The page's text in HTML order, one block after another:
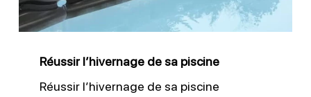
Réussir l’hivernage de sa piscine
Réussir l’hivernage de sa piscine